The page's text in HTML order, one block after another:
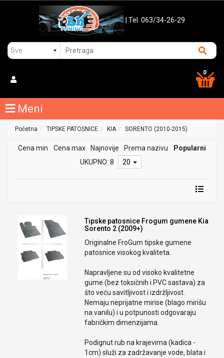
| Tel. 063/34-26-29
0
Meni
Početna TIPSKE PATOSNICE KIA SORENTO (2010-2015)
Cena min Cena max Najnovije Prema nazivu
Popularni
UKUPNO: 8
20
Tipske patosnice Frogum gumene Kia
Sorento 2 (2009+)
Originalne FroGum tipske gumene
patosnice visokog kvaliteta.
Napravljene su od visoko kvalitetne
gume (bez toksičnih i PVC sastava) za
što veću savitljivost i izdržljivost.
Nemaju neprijatne mirise (blago mirišu
na vanilu) i u potpunosti odgovaraju
fabričkim dimenzijama.
Podignut rub na krajevima (kadica -
1cm) služi za zadržavanje vode, blata i